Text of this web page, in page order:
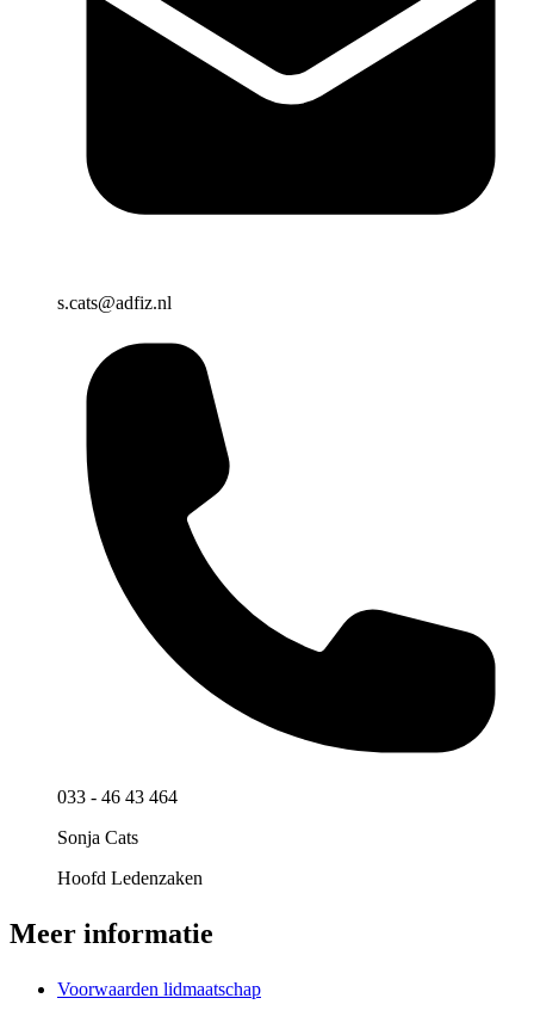
s.cats@adfiz.nl
033 - 46 43 464
Sonja Cats
Hoofd Ledenzaken
Meer informatie
Voorwaarden lidmaatschap